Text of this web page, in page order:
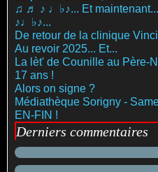
♫ ♬ ♪ ♩♭♪... Et
♪♩♭♪...
De retour de la clinique
Au revoir 2025... Et...
La lèt' de Counille au Père-
17 ans !
Alors on signe ?
Médiathèque Sorigny -
EN-FIN !
Derniers commentaires